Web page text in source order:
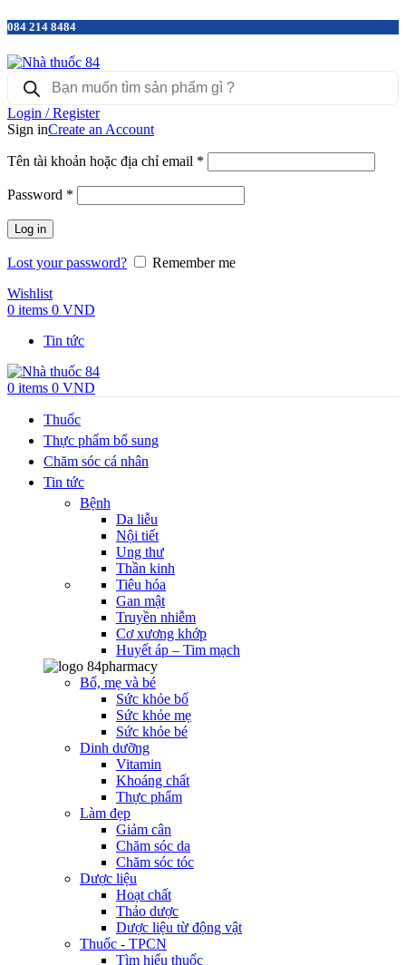
084 214 8484
Products
search
Login / Register
Sign inCreate an Account
Tên tài khoản hoặc địa chỉ email *
Password *
Log in
Lost your password?
Remember me
Wishlist
0 items 0 VND
Tin tức
0 items 0 VND
Thuốc
Thực phẩm bổ sung
Chăm sóc cá nhân
Tin tức
Bệnh
Da liễu
Nội tiết
Ung thư
Thần kinh
Tiêu hóa
Gan mật
Truyền nhiễm
Cơ xương khớp
Huyết áp – Tim mạch
Bố, mẹ và bé
Sức khỏe bố
Sức khỏe mẹ
Sức khỏe bé
Dinh dưỡng
Vitamin
Khoáng chất
Thực phẩm
Làm đẹp
Giảm cân
Chăm sóc da
Chăm sóc tóc
Dược liệu
Hoạt chất
Thảo dược
Dược liệu từ động vật
Thuốc - TPCN
Tìm hiểu thuốc